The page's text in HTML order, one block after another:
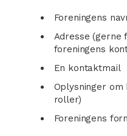
Foreningens
Adresse (gerne
foreningens
En kontaktmail
Oplysninger om
roller)
Foreningens